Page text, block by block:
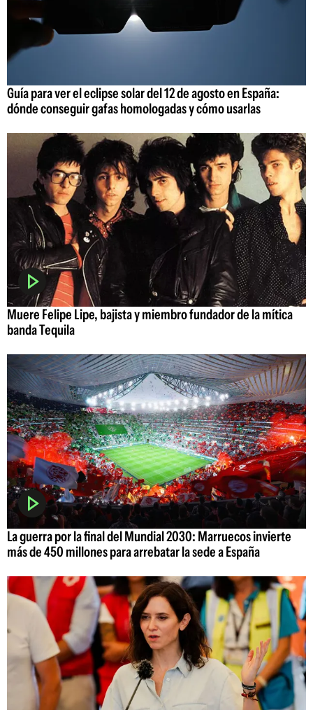
Guía para ver el eclipse solar del 12 de agosto en España:
dónde conseguir gafas homologadas y cómo usarlas
Muere Felipe Lipe, bajista y miembro fundador de la mítica
banda Tequila
La guerra por la final del Mundial 2030: Marruecos invierte
más de 450 millones para arrebatar la sede a España